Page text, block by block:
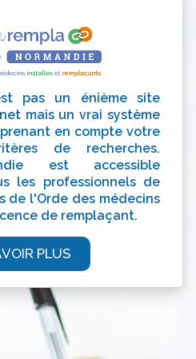
pas un énième site
mais un vrai système
en compte votre
de recherches.
est accessible
les professionnels de
de l'Orde des médecins
de remplaçant.
PLUS